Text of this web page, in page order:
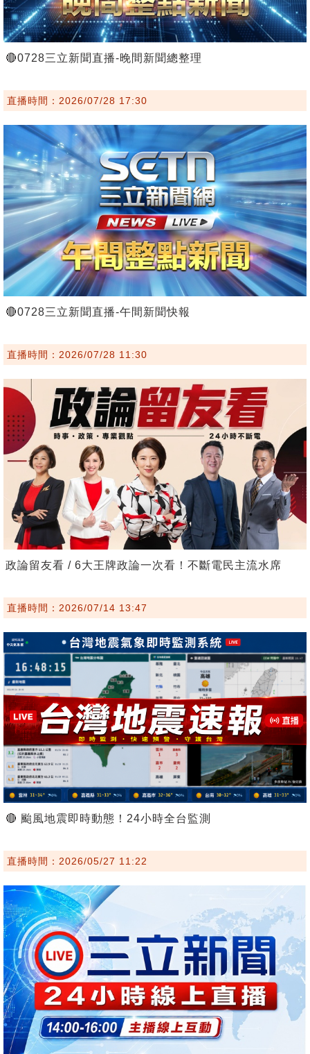
🔴0728三立新聞直播-晚間新聞總整理
直播時間：2026/07/28 17:30
🔴0728三立新聞直播-午間新聞快報
直播時間：2026/07/28 11:30
政論留友看 / 6大王牌政論一次看！不斷電民主流水席
直播時間：2026/07/14 13:47
🔴 颱風地震即時動態！24小時全台監測
直播時間：2026/05/27 11:22